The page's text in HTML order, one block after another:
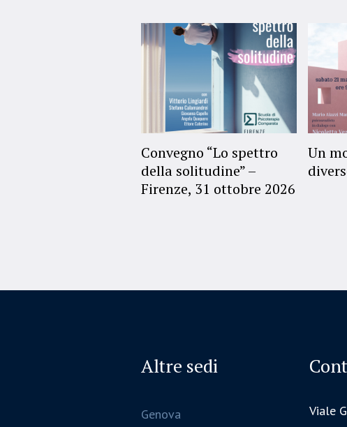
Convegno “Lo spettro
della solitudine” –
Firenze, 31 ottobre 2026
Un
Altre sedi
Genova
Viale